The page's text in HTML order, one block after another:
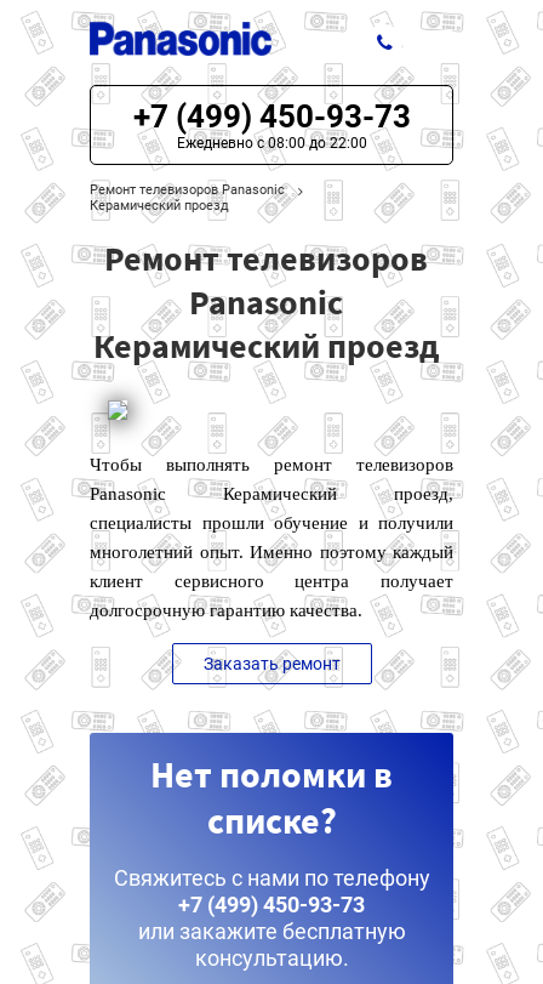
ЦЕНЫ НА РЕМОНТ
О СЕРВИСЕ
МОДЕЛИ PANASONIC
НАШИ КОНТАКТЫ
+7 (499) 450-93-73
Ежедневно с 08:00 до 22:00
Ремонт телевизоров Panasonic
Керамический проезд
Ремонт телевизоров
Panasonic
Керамический проезд
Чтобы выполнять ремонт телевизоров
Panasonic Керамический проезд,
специалисты прошли обучение и получили
многолетний опыт. Именно поэтому каждый
клиент сервисного центра получает
долгосрочную гарантию качества.
Заказать ремонт
Нет поломки в
списке?
Свяжитесь с нами по телефону
+7 (499) 450-93-73
или закажите бесплатную
консультацию.